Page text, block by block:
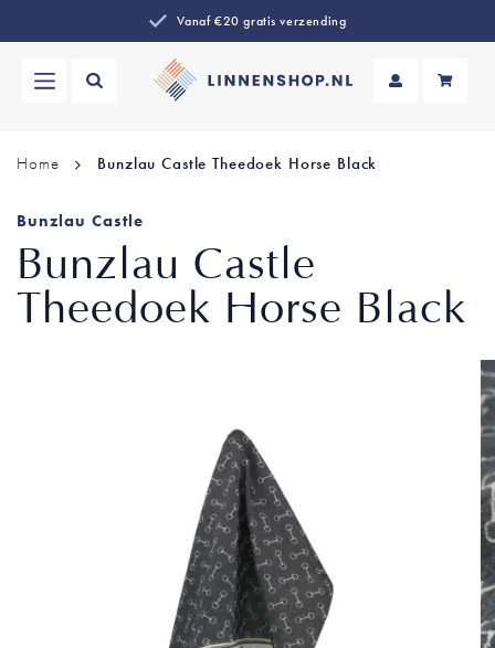
Vanaf €20 gratis verzending
Home Bunzlau Castle Theedoek Horse Black
Bunzlau Castle
Bunzlau Castle
Theedoek Horse Black